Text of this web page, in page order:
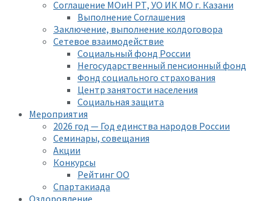
Соглашение МОиН РТ, УО ИК МО г. Казани
Выполнение Соглашения
Заключение, выполнение колдоговора
Сетевое взаимодействие
Социальный фонд России
Негосударственный пенсионный фонд
Фонд социального страхования
Центр занятости населения
Социальная защита
Мероприятия
2026 год — Год единства народов России
Семинары, совещания
Акции
Конкурсы
Рейтинг ОО
Спартакиада
Оздоровление